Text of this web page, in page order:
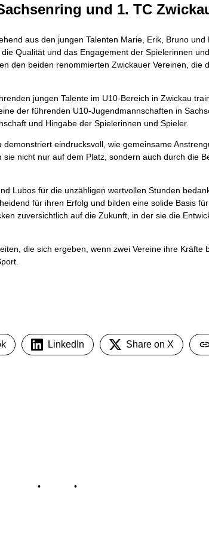
und 1. TC
aus den jungen Talenten Marie, Erik, Bruno
Qualität und das Engagement der Spielerinnen
den beiden renommierten Zwickauer Vereinen, die
jungen Talente im U10-Bereich in Zwickau
der führenden U10-Jugendmannschaften in
und Hingabe der Spielerinnen und Spieler.
eindrucksvoll, wie gemeinsame
nicht nur auf dem Platz, sondern auch durch die
Lubos für die unzähligen wertvollen Stunden
für ihren Erfolg und bilden eine solide Basis
zuversichtlich auf die Zukunft, in der sie die
die sich ergeben, wenn zwei Vereine ihre
LinkedIn Share on X
• •